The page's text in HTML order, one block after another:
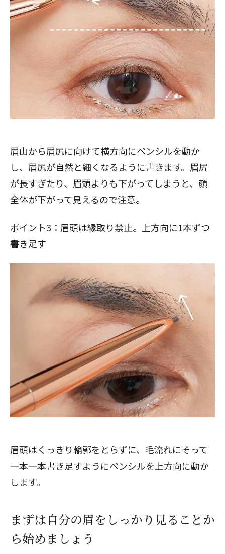
眉山から眉尻に向けて横方向にペンシルを動か
し、眉尻が自然と細くなるように書きます。眉尻
が長すぎたり、眉頭よりも下がってしまうと、顔
全体が下がって見えるので注意。
ポイント3：眉頭は縁取り禁止。上方向に1本ずつ
書き足す
眉頭はくっきり輪郭をとらずに、毛流れにそって
一本一本書き足すようにペンシルを上方向に動か
します。
まずは自分の眉をしっかり見ることか
ら始めましょう